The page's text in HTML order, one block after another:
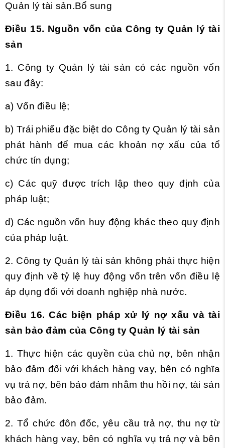
Quản lý tài sản.Bổ sung
Điều 15. Nguồn vốn của Công ty Quản lý tài
sản
1. Công ty Quản lý tài sản có các nguồn vốn
sau đây:
a) Vốn điều lệ;
b) Trái phiếu đặc biệt do Công ty Quản lý tài sản
phát hành để mua các khoản nợ xấu của tổ
chức tín dụng;
c) Các quỹ được trích lập theo quy định của
pháp luật;
d) Các nguồn vốn huy động khác theo quy định
của pháp luật.
2. Công ty Quản lý tài sản không phải thực hiện
quy định về tỷ lệ huy động vốn trên vốn điều lệ
áp dụng đối với doanh nghiệp nhà nước.
Điều 16. Các biện pháp xử lý nợ xấu và tài
sản bảo đảm của Công ty Quản lý tài sản
1. Thực hiện các quyền của chủ nợ, bên nhận
bảo đảm đối với khách hàng vay, bên có nghĩa
vụ trả nợ, bên bảo đảm nhằm thu hồi nợ, tài sản
bảo đảm.
2. Tổ chức đôn đốc, yêu cầu trả nợ, thu nợ từ
khách hàng vay, bên có nghĩa vụ trả nợ và bên